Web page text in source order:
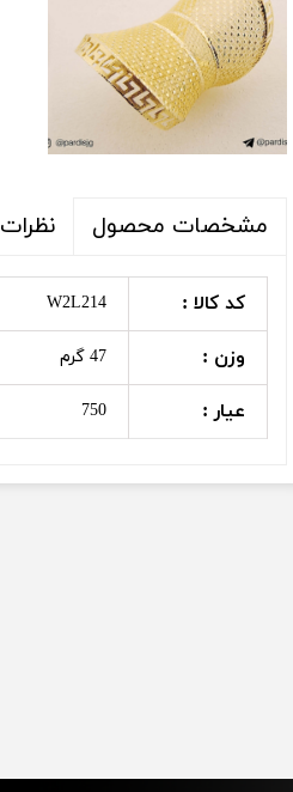
مشخصات محصول نظرات
کد کالا : W2L214
وزن : 47 گرم
عیار : 750